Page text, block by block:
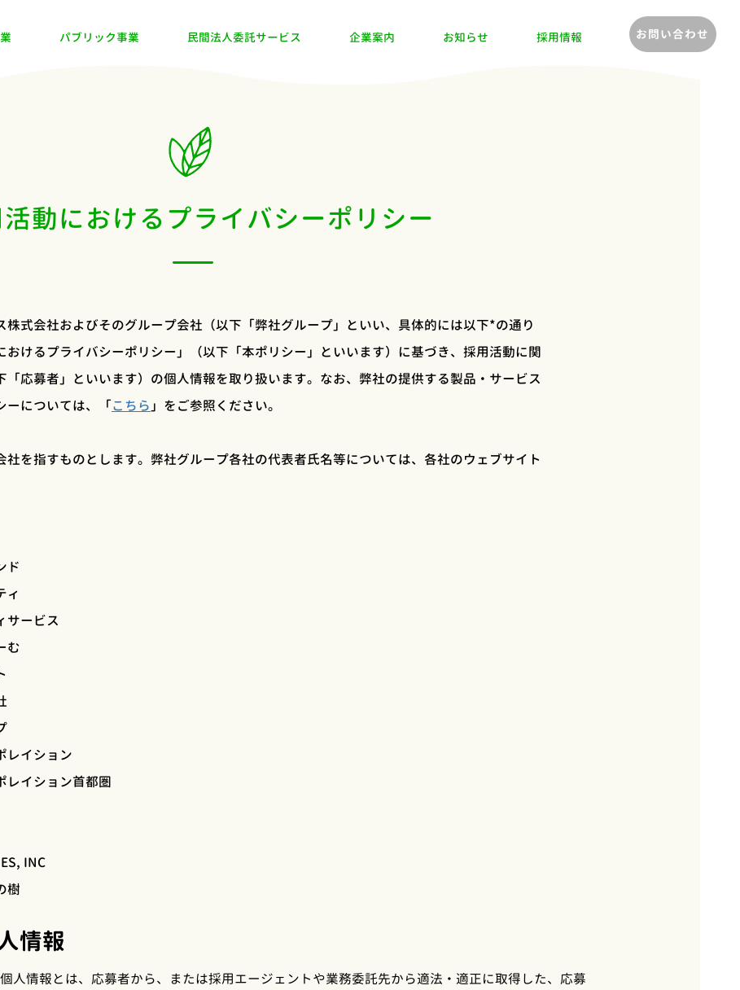
パブリック事業 民間法人委託サービス 企業案内 お知らせ 採用情報 お問い合わせ
動におけるプライバシーポリシー
株式会社およびそのグループ会社（以下「弊社グループ」といい、具体的には以下*の通り
おけるプライバシーポリシー」（以下「本ポリシー」といいます）に基づき、採用活動に関
応募者」といいます）の個人情報を取り扱います。なお、弊社の提供する製品・サービス
ーについては、「こちら 」をご参照ください。
を指すものとします。弊社グループ各社の代表者氏名等については、各社のウェブサイト
ド
ィ
サービス
む
レイション
レイション首都圏
INC
樹
情報
人情報とは、応募者から、または採用エージェントや業務委託先から適法・適正に取得した、応募